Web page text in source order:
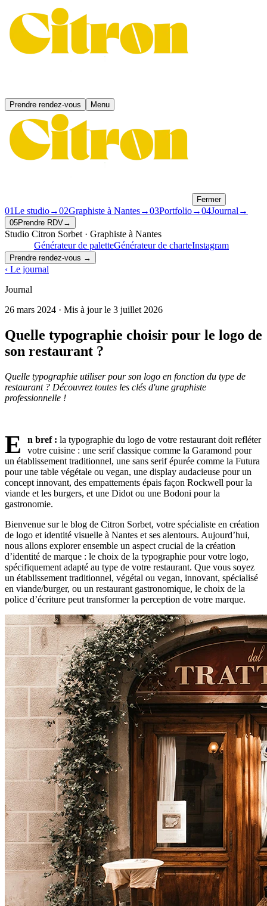
Prendre rendez-vous Menu
Fermer
01Le studio→02Graphiste à Nantes→03Portfolio→04Journal →
05Prendre RDV→
Studio Citron Sorbet · Graphiste à Nantes
Générateur de paletteGénérateur de charteInstagram
Prendre rendez-vous →
‹ Le journal
Journal
26 mars 2024 · Mis à jour le 3 juillet 2026
Quelle typographie choisir pour le logo de
son restaurant ?
Quelle typographie utiliser pour son logo en fonction du type de
restaurant ? Découvrez toutes les clés d'une graphiste
professionnelle !
E n bref : la typographie du logo de votre restaurant doit refléter
votre cuisine : une serif classique comme la Garamond pour
un établissement traditionnel, une sans serif épurée comme la Futura
pour une table végétale ou vegan, une display audacieuse pour un
concept innovant, des empattements épais façon Rockwell pour la
viande et les burgers, et une Didot ou une Bodoni pour la
gastronomie.
Bienvenue sur le blog de Citron Sorbet, votre spécialiste en création
de logo et identité visuelle à Nantes et ses alentours. Aujourd’hui,
nous allons explorer ensemble un aspect crucial de la création
d’identité de marque : le choix de la typographie pour votre logo,
spécifiquement adapté au type de votre restaurant. Que vous soyez
un établissement traditionnel, végétal ou vegan, innovant, spécialisé
en viande/burger, ou un restaurant gastronomique, le choix de la
police d’écriture peut transformer la perception de votre marque.